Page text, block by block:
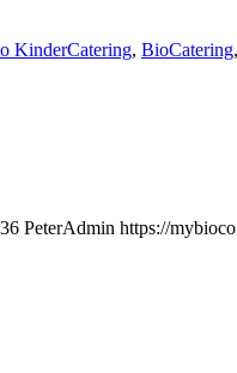
KinderCatering, BioCatering,
PeterAdmin https://